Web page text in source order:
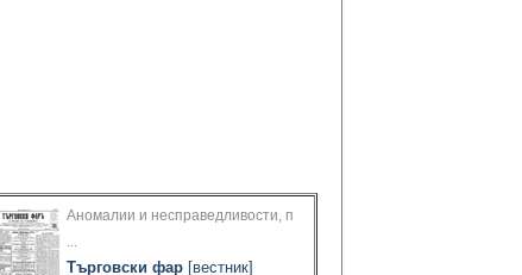
Аномалии и несправедливости, п
...
Търговски фар [вестник]